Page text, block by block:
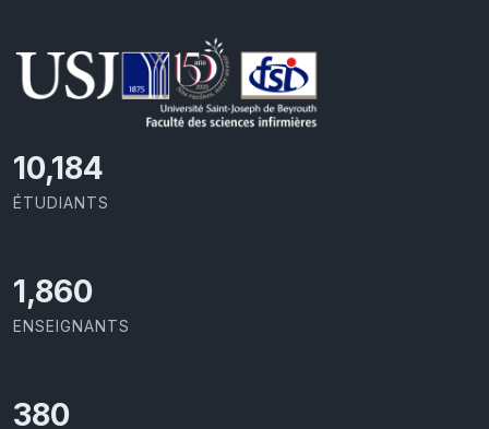
11,110
ÉTUDIANTS
2,029
ENSEIGNANTS
414